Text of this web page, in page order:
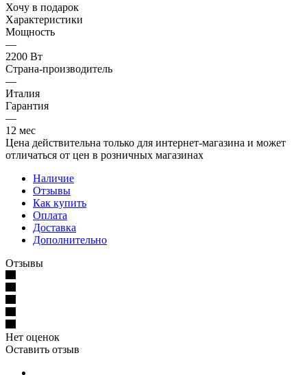
Хочу в подарок
Характеристики
Мощность
—
2200 Вт
Страна-производитель
—
Италия
Гарантия
—
12 мес
Цена действительна только для интернет-магазина и может
отличаться от цен в розничных магазинах
Наличие
Отзывы
Как купить
Оплата
Доставка
Дополнительно
Отзывы
Нет оценок
Оставить отзыв